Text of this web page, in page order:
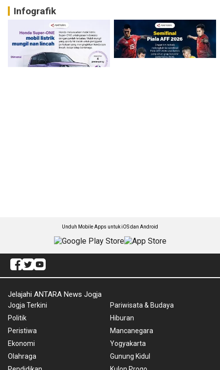
Infografik
Unduh Mobile Apps untuk iOS dan Android
Jelajahi ANTARA News Jogja
Jogja Terkini
Politik
Peristiwa
Ekonomi
Olahraga
Pariwisata & Budaya
Hiburan
Mancanegara
Yogyakarta
Gunung Kidul